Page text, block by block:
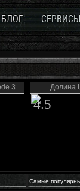
БЛОГ
3 Долина
4.5
Самые